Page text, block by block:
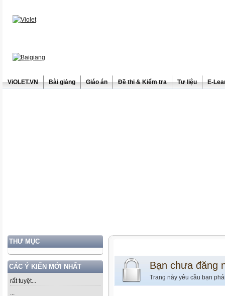
ViOLET.VN Bài giảng Giáo án Đề thi & Kiểm tra Tư liệu E-
THƯ MỤC
CÁC Ý KIẾN MỚI NHẤT
rất tuyệt...
...
Bạn chưa đăng
Trang này yêu cầu bạn